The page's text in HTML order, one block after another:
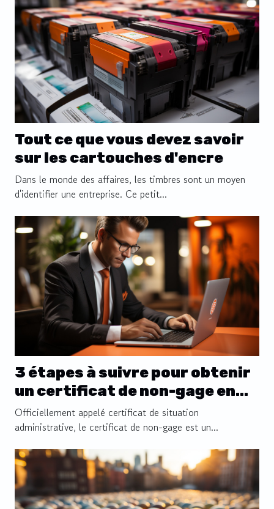
Tout ce que vous devez savoir
sur les cartouches d'encre
Dans le monde des affaires, les timbres sont un moyen
d'identifier une entreprise. Ce petit...
3 étapes à suivre pour obtenir
un certificat de non-gage en
ligne
Officiellement appelé certificat de situation
administrative, le certificat de non-gage est un...